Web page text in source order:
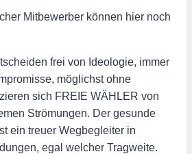
Mitbewerber können hier noch
frei von Ideologie, immer
möglichst ohne
sich FREIE WÄHLER von
Strömungen. Der gesunde
ein treuer Wegbegleiter in
egal welcher Tragweite.